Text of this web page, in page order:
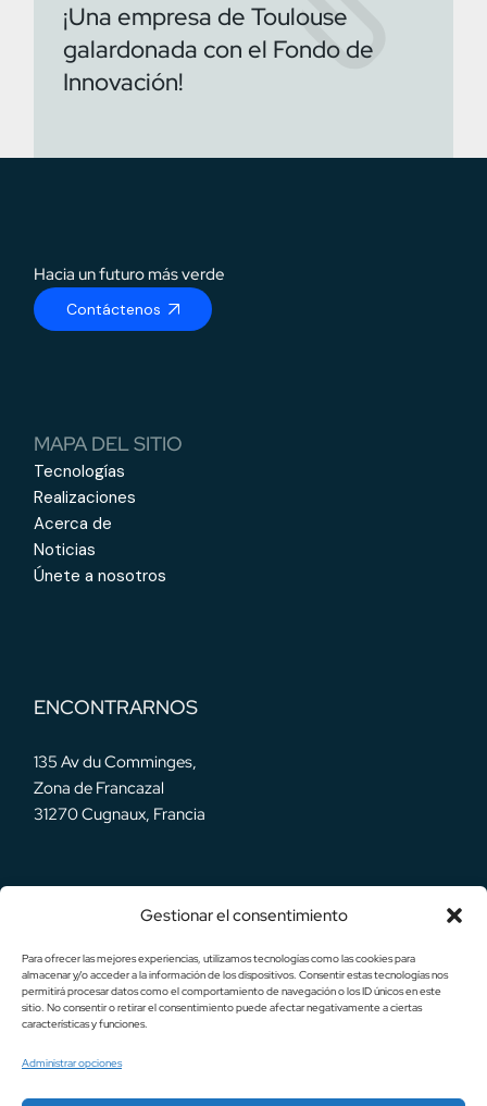
Gestionar el consentimiento
Para ofrecer las mejores experiencias, utilizamos tecnologías como las cookies para
almacenar y/o acceder a la información de los dispositivos. Consentir estas tecnologías nos
permitirá procesar datos como el comportamiento de navegación o los ID únicos en este
sitio. No consentir o retirar el consentimiento puede afectar negativamente a ciertas
características y funciones.
Administrar opciones
¡Una empresa de Toulouse
galardonada con el Fondo de
Innovación!
Hacia un futuro más verde
Contáctenos
MAPA DEL SITIO
Tecnologías
Realizaciones
Acerca de
Noticias
Únete a nosotros
ENCONTRARNOS
135 Av du Comminges,
Zona de Francazal
31270 Cugnaux, Francia
NUESTRAS REDES